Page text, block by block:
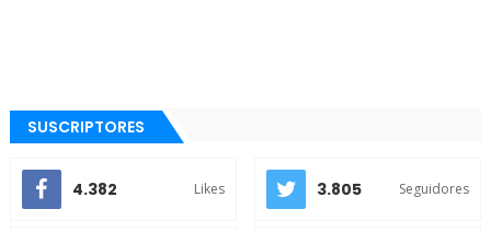
SUSCRIPTORES
4.382 Likes 3.805 Seguidores